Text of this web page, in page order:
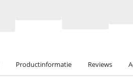
Productinformatie Reviews